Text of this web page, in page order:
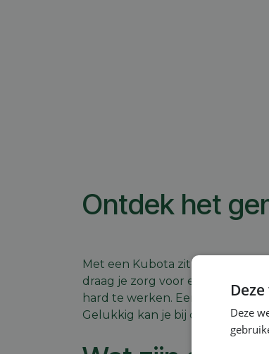
Ontdek het
Met een Kubota zitmaaier ben
draag je zorg voor een perfecte
hard te werken. Een Kubota
Gelukkig kan je bij ons altijdDeze